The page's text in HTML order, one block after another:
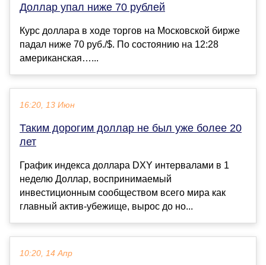
Доллар упал ниже 70 рублей
Курс доллара в ходе торгов на Московской бирже
падал ниже 70 руб./$. По состоянию на 12:28
американская…...
16:20, 13 Июн
Таким дорогим доллар не был уже более 20
лет
График индекса доллара DXY интервалами в 1
неделю Доллар, воспринимаемый
инвестиционным сообществом всего мира как
главный актив-убежище, вырос до но...
10:20, 14 Апр